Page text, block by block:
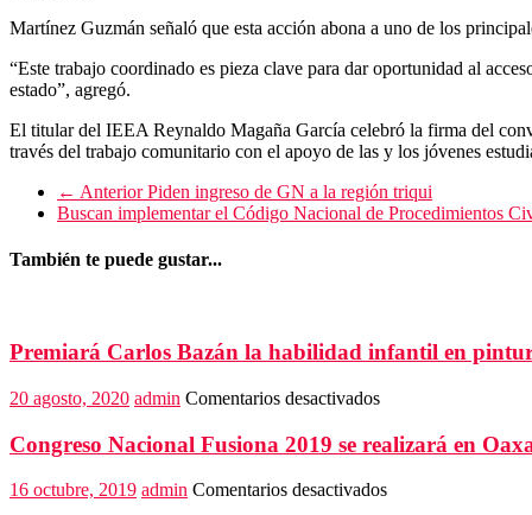
Martínez Guzmán señaló que esta acción abona a uno de los
“Este trabajo coordinado es pieza clave para dar oportunidad al
estado”, agregó.
El titular del IEEA Reynaldo Magaña García celebró la firma del
través del trabajo comunitario con el apoyo de las y los jóvenes
← AnteriorPiden ingreso de GN a la región triqui
Buscan implementar el Código Nacional de Procedimientos
También te puede gustar...
Premiará Carlos Bazán la habilidad infantil en
20 agosto, 2020 admin Comentarios desactivadosen
Carlos
Bazán
la
Congreso Nacional Fusiona 2019 se realizará en
16 octubre, 2019 admin Comentarios desactivadosen